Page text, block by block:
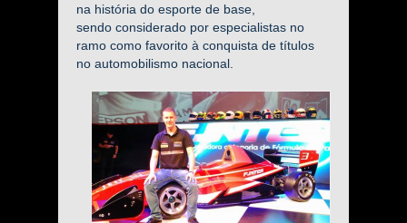
na história do esporte de base,
sendo considerado por especialistas no
ramo como favorito à conquista de títulos
no automobilismo nacional.